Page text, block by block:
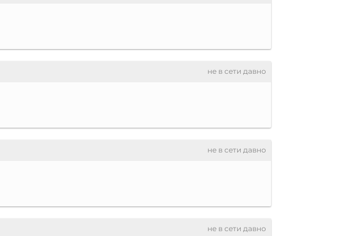
не в сети давно
не в сети давно
не в сети давно